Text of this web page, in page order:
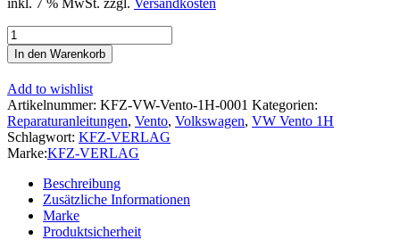
inkl. 7 % MwSt. zzgl. Versandkosten
VW
Vento
Typ
1H
1991-
1998
Instandhaltung
Inspektion
Wartung
Reparaturanleitung
Menge
In den Warenkorb
Add to wishlist
Artikelnummer: KFZ-VW-Vento-1H-0001 Kategorien:
Reparaturanleitungen, Vento, Volkswagen, VW Vento 1H
Schlagwort: KFZ-VERLAG
Marke:KFZ-VERLAG
Beschreibung
Zusätzliche Informationen
Marke
Produktsicherheit